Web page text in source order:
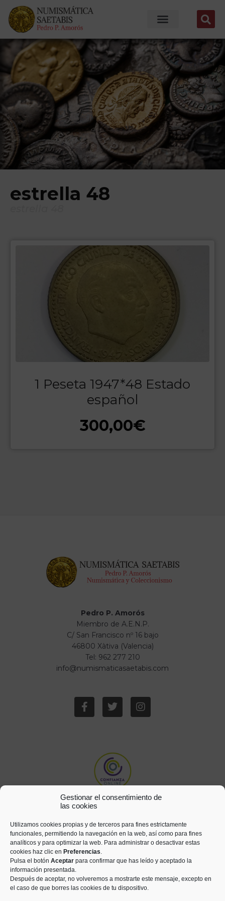
Gestionar el consentimiento de
las cookies
Utilizamos cookies propias y de terceros para fines estrictamente
funcionales, permitiendo la navegación en la web, así como para fines
analíticos y para optimizar la web. Para administrar o desactivar estas
cookies haz clic en Preferencias.
Pulsa el botón Aceptar para confirmar que has leído y aceptado la
información presentada.
Después de aceptar, no volveremos a mostrarte este mensaje, excepto en
el caso de que borres las cookies de tu dispositivo.
estrella 48
1 Peseta 1947*48 Estado
español
300,00€
Pedro P. Amorós
Miembro de A.E.N.P.
C/ San Francisco nº 16 bajo
46800 Xàtiva (Valencia)
Tel: 962 277 210
info@numismaticasaetabis.com